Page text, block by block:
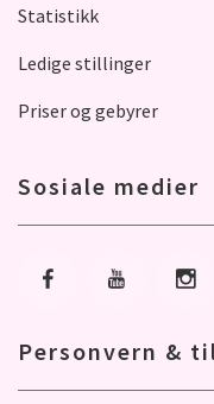
Statistikk
Ledige stillinger
Priser og gebyrer
Sosiale medier
Gå til Facebook
Gå til
Personvern &